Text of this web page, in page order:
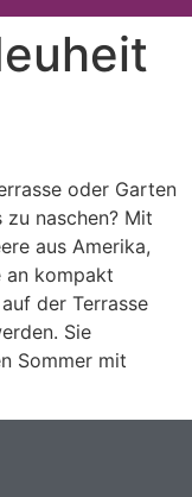
oder Garten
naschen? Mit
aus Amerika,
an kompakt
der Terrasse
Sie
Sommer mit